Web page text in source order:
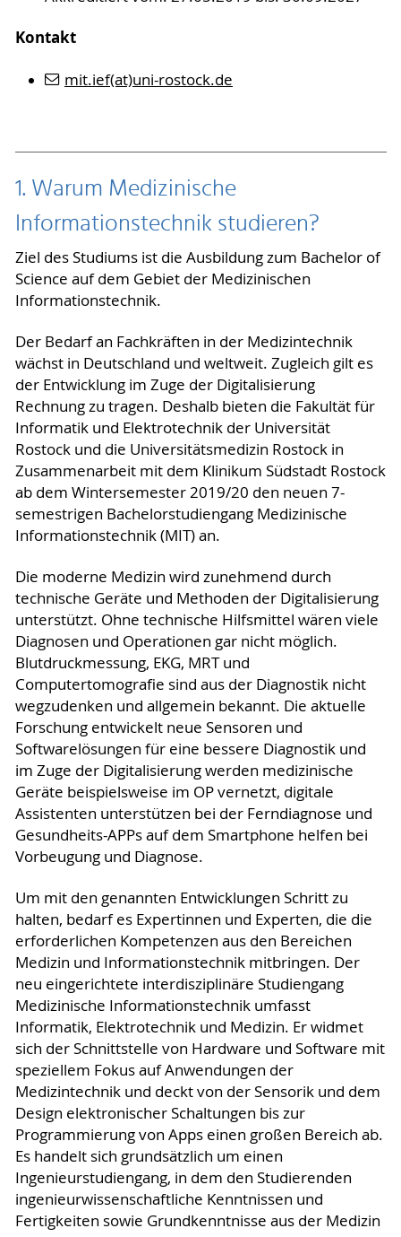
Kontakt
mit.ief(at)uni-rostock.de
1. Warum Medizinische
Informationstechnik studieren?
Ziel des Studiums ist die Ausbildung zum Bachelor of
Science auf dem Gebiet der Medizinischen
Informationstechnik.
Der Bedarf an Fachkräften in der Medizintechnik
wächst in Deutschland und weltweit. Zugleich gilt es
der Entwicklung im Zuge der Digitalisierung
Rechnung zu tragen. Deshalb bieten die Fakultät für
Informatik und Elektrotechnik der Universität
Rostock und die Universitätsmedizin Rostock in
Zusammenarbeit mit dem Klinikum Südstadt Rostock
ab dem Wintersemester 2019/20 den neuen 7-
semestrigen Bachelorstudiengang Medizinische
Informationstechnik (MIT) an.
Die moderne Medizin wird zunehmend durch
technische Geräte und Methoden der Digitalisierung
unterstützt. Ohne technische Hilfsmittel wären viele
Diagnosen und Operationen gar nicht möglich.
Blutdruckmessung, EKG, MRT und
Computertomografie sind aus der Diagnostik nicht
wegzudenken und allgemein bekannt. Die aktuelle
Forschung entwickelt neue Sensoren und
Softwarelösungen für eine bessere Diagnostik und
im Zuge der Digitalisierung werden medizinische
Geräte beispielsweise im OP vernetzt, digitale
Assistenten unterstützen bei der Ferndiagnose und
Gesundheits-APPs auf dem Smartphone helfen bei
Vorbeugung und Diagnose.
Um mit den genannten Entwicklungen Schritt zu
halten, bedarf es Expertinnen und Experten, die die
erforderlichen Kompetenzen aus den Bereichen
Medizin und Informationstechnik mitbringen. Der
neu eingerichtete interdisziplinäre Studiengang
Medizinische Informationstechnik umfasst
Informatik, Elektrotechnik und Medizin. Er widmet
sich der Schnittstelle von Hardware und Software mit
speziellem Fokus auf Anwendungen der
Medizintechnik und deckt von der Sensorik und dem
Design elektronischer Schaltungen bis zur
Programmierung von Apps einen großen Bereich ab.
Es handelt sich grundsätzlich um einen
Ingenieurstudiengang, in dem den Studierenden
ingenieurwissenschaftliche Kenntnissen und
Fertigkeiten sowie Grundkenntnisse aus der Medizin